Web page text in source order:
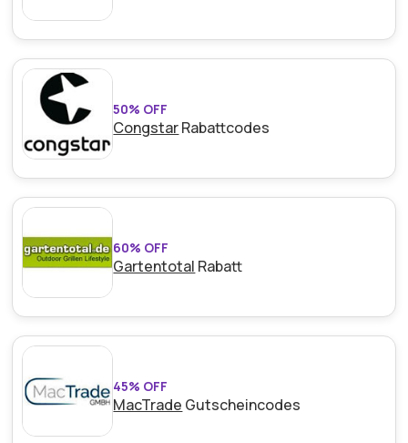
50% OFF
CongstarRabattcodes
60% OFF
Gartentotal Rabatt
45% OFF
MacTrade Gutscheincodes